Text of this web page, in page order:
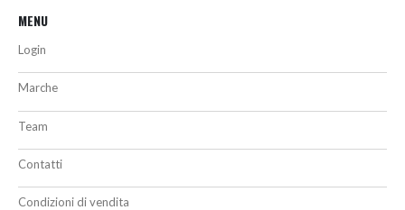
MENU
Login
Marche
Team
Contatti
Condizioni di vendita